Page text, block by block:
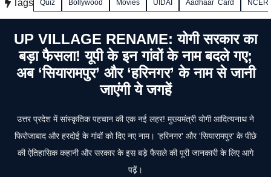
Tags Quiz Bollywood Movies UIDAI Aadhaar Card
UP VILLAGE RENAME: योगी सरकार का
बड़ा फैसला! यूपी के इन गांवों के नाम बदले गए;
अब ‘सियारामपुर’ और ‘हरिनगर’ के नाम से जानी
जाएंगी ये जगहें
उत्तर प्रदेश में सांस्कृतिक पहचान की एक नई लहर! मुख्यमंत्री योगी आदित्यनाथ ने
फिरोजाबाद और हरदोई के गांवों को दिए नए नाम। 'हरिनगर' और 'सियारामपुर' के पीछे
की ऐतिहासिक कहानी और सरकार के इस बड़े फैसले की पूरी जानकारी के लिए आगे
पढ़ें।